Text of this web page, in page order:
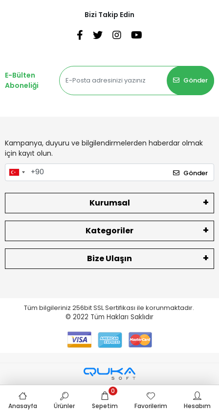
Bizi Takip Edin
E-Bülten
Aboneliği
Gönder
Kampanya, duyuru ve bilgilendirmelerden haberdar olmak
için kayıt olun.
Gönder
Kurumsal
Kategoriler
Bize Ulaşın
Tüm bilgileriniz 256bit SSL Sertifikası ile korunmaktadır.
© 2022 Tüm Hakları Saklıdır
Anasayfa Ürünler Sepetim
0
Favorilerim
Hesabım